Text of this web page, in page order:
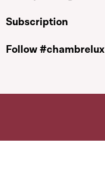
Subscription
Follow #chambrelux